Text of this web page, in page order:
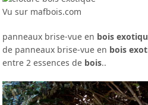
Vu sur mafbois.com
panneaux brise-vue en bois
de panneaux brise-vue en bois
entre 2 essences de bois..